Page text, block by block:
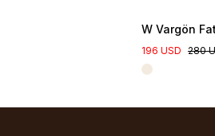
W Vargön
196 USD 280